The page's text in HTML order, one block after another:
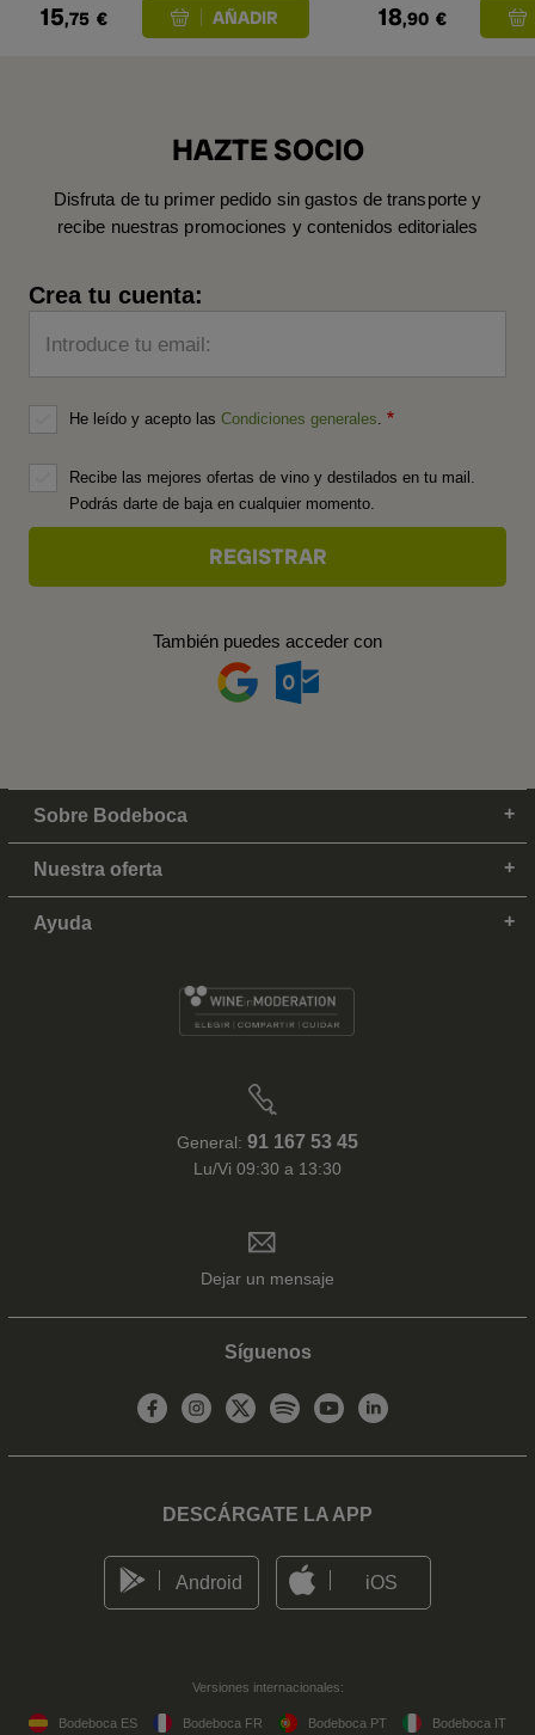
15,75 € 18,90 €
HAZTE SOCIO
Disfruta de tu primer pedido sin gastos de transporte y
recibe nuestras promociones y contenidos editoriales
Crea tu cuenta:
Introduce tu email:
He leído y acepto las Condiciones generales
Recibe las mejores ofertas de vino y destilados en tu mail.
Podrás darte de baja en cualquier momento.
También puedes acceder con
Sobre Bodeboca
Nuestra oferta
Ayuda
General: 91 167 53 45
Lu/Vi 09:30 a 13:30
Dejar un mensaje
Síguenos
DESCÁRGATE LA APP
Android iOS
Versiones internacionales:
Bodeboca ES Bodeboca FR Bodeboca PT Bodeboca IT